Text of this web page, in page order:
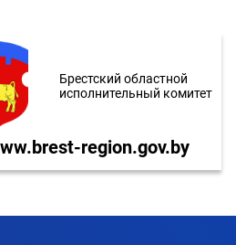
Брестский областной
исполнительный комитет
region.gov.by